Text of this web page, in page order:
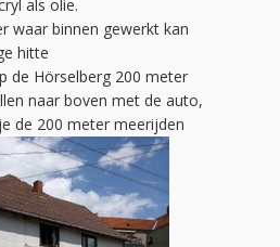
als olie.
waar binnen gewerkt kan
hitte
de Hörselberg 200 meter
naar boven met de auto,
de 200 meter meerijden